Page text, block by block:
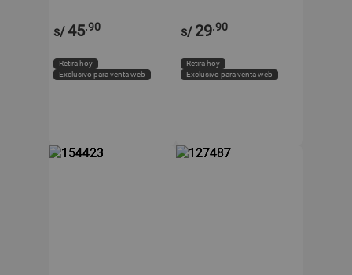
s/45.90
Retira hoy
Exclusivo para venta web
s/ 29.90
Retira hoy
Exclusivo para venta web